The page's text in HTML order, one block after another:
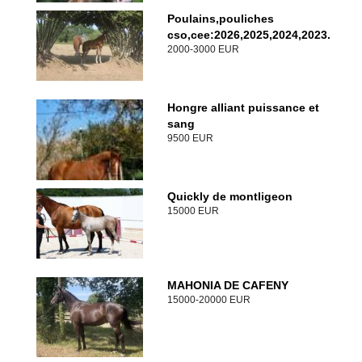
Poulains,pouliches
cso,cee:2026,2025,2024,2023.
2000-3000 EUR
Hongre alliant puissance et
sang
9500 EUR
Quickly de montligeon
15000 EUR
MAHONIA DE CAFENY
15000-20000 EUR